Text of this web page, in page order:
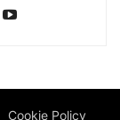
Cookie Policy